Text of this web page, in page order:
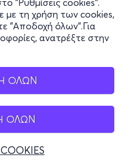
"Ρυθμίσεις cookies".
με τη χρήση των cookies,
"Αποδοχή όλων".Για
ανατρέξτε στην
ΟΛΩΝ
ΟΛΩΝ